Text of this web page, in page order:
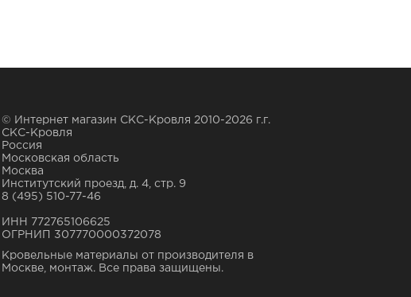
© Интернет магазин СКС-Кровля 2010-2026 г.г.
СКС-Кровля
Россия
Московская область
Москва
Институтский проезд, д. 4, стр. 9
8 (495) 510-77-46
ИНН 772765106625
ОГРНИП 307770000372078
Кровельные материалы от производителя в
Москве, монтаж. Все права защищены.